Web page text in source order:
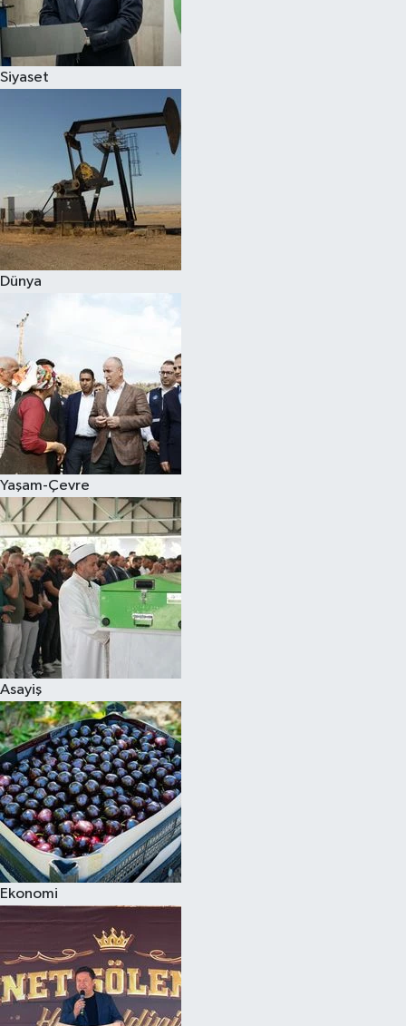
Siyaset
Dünya
Yaşam-Çevre
Asayiş
Ekonomi
Spor
Çocuk
Eğitim
Hava Durumu
Kadın
Kültür Sanat
Sağlık
Siyaset
Teknoloji
Televizyon
Yaşam-Çevre